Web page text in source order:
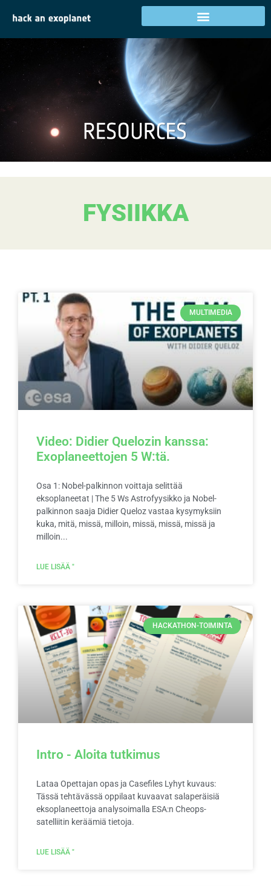
FYSIIKKA
MULTIMEDIA
Video: Didier Quelozin kanssa:
Exoplaneettojen 5 W:tä.
Osa 1: Nobel-palkinnon voittaja selittää
eksoplaneetat | The 5 Ws Astrofyysikko ja Nobel-
palkinnon saaja Didier Queloz vastaa kysymyksiin
kuka, mitä, missä, milloin, missä, missä, missä ja
milloin...
LUE LISÄÄ "
HACKATHON-TOIMINTA
Intro - Aloita tutkimus
Lataa Opettajan opas ja Casefiles Lyhyt kuvaus:
Tässä tehtävässä oppilaat kuvaavat salaperäisiä
eksoplaneettoja analysoimalla ESA:n Cheops-
satelliitin keräämiä tietoja.
LUE LISÄÄ "